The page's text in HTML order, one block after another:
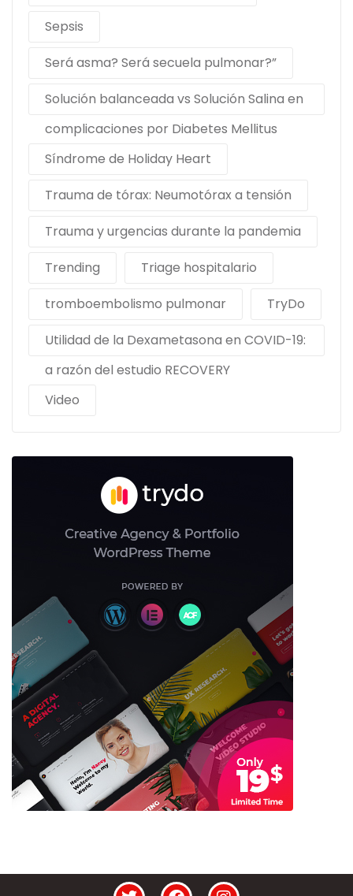
Sepsis
Será asma? Será secuela pulmonar?”
Solución balanceada vs Solución Salina en
complicaciones por Diabetes Mellitus
Síndrome de Holiday Heart
Trauma de tórax: Neumotórax a tensión
Trauma y urgencias durante la pandemia
Trending
Triage hospitalario
tromboembolismo pulmonar
TryDo
Utilidad de la Dexametasona en COVID-19:
a razón del estudio RECOVERY
Video